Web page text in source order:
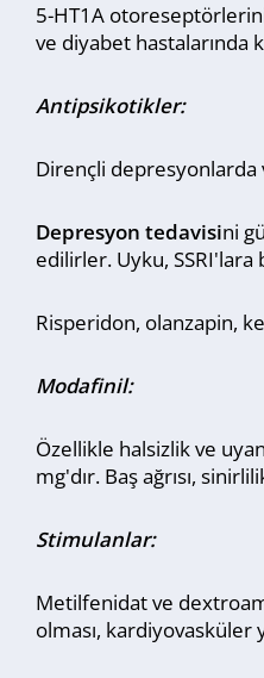
5-HT1A
ve diyabet hastalarında
Antipsikotikler:
Dirençli
Depresyon tedavisini
edilirler. Uyku,
Risperidon, olanzapin,
Modafinil:
Özellikle halsizlik ve
mg'dır. Baş ağrısı,
Stimulanlar:
Metilfenidat ve
olması, kardiyovasküler